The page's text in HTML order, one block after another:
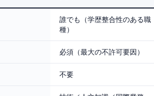
誰でも（学歴整合性のある職
種）
必須（最大の不許可要因）
不要